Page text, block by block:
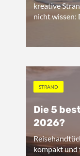
kreative
nicht wissen:
STRAND
Die 5
2026?
kompakt und